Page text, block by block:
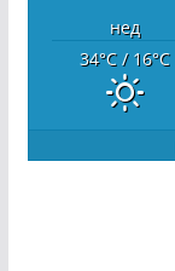
нед
34°C/ 16°C